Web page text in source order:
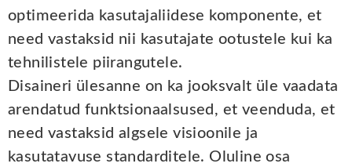
optimeerida kasutajaliidese komponente, et
need vastaksid nii kasutajate ootustele kui ka
tehnilistele piirangutele.
Disaineri ülesanne on ka jooksvalt üle vaadata
arendatud funktsionaalsused, et veenduda, et
need vastaksid algsele visioonile ja
kasutatavuse standarditele. Oluline osa